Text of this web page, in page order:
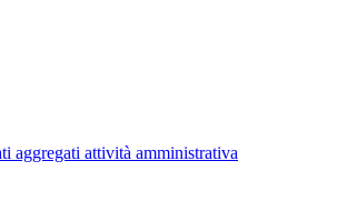
aggregati attività amministrativa